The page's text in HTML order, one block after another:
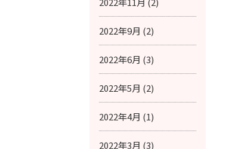
2022年9月 (2)
2022年6月 (3)
2022年5月 (2)
2022年4月 (1)
2022年3月 (3)